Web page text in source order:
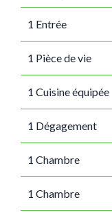
1 Entrée
1 Pièce de vie
1 Cuisine équipée
1 Dégagement
1 Chambre
1 Chambre